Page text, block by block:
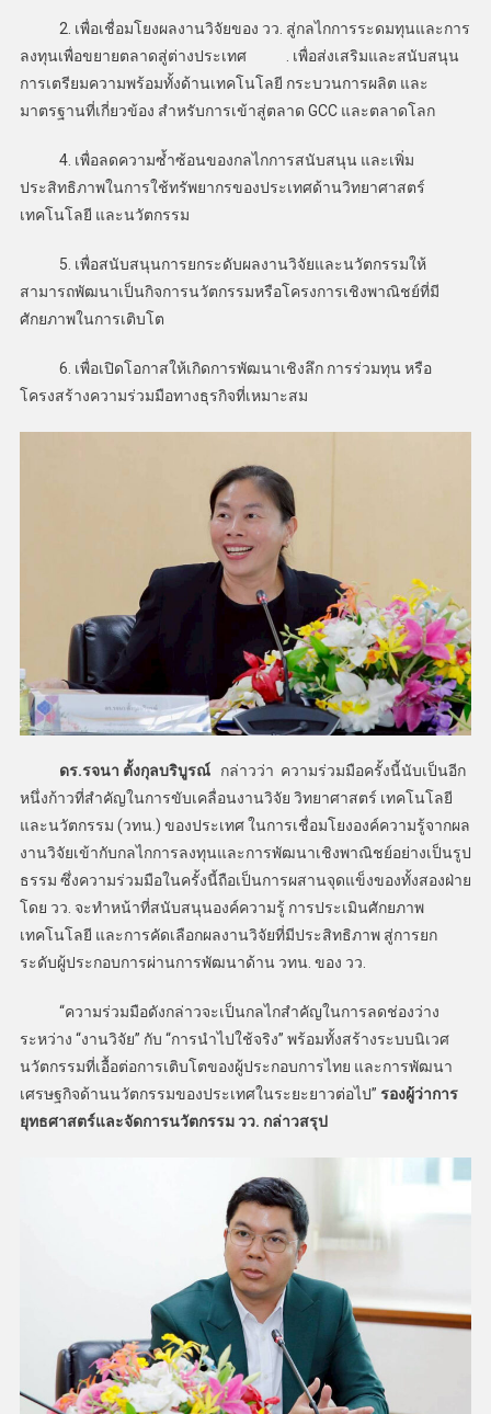
2. เพื่อเชื่อมโยงผลงานวิจัยของ วว. สู่กลไกการระดมทุนและการ
ลงทุนเพื่อขยายตลาดสู่ต่างประเทศ . เพื่อส่งเสริมและสนับสนุน
การเตรียมความพร้อมทั้งด้านเทคโนโลยี กระบวนการผลิต และ
มาตรฐานที่เกี่ยวข้อง สำหรับการเข้าสู่ตลาด GCC และตลาดโลก
4. เพื่อลดความซ้ำซ้อนของกลไกการสนับสนุน และเพิ่ม
ประสิทธิภาพในการใช้ทรัพยากรของประเทศด้านวิทยาศาสตร์
เทคโนโลยี และนวัตกรรม
5. เพื่อสนับสนุนการยกระดับผลงานวิจัยและนวัตกรรมให้
สามารถพัฒนาเป็นกิจการนวัตกรรมหรือโครงการเชิงพาณิชย์ที่มี
ศักยภาพในการเติบโต
6. เพื่อเปิดโอกาสให้เกิดการพัฒนาเชิงลึก การร่วมทุน หรือ
โครงสร้างความร่วมมือทางธุรกิจที่เหมาะสม
ดร.รจนา ตั้งกุลบริบูรณ์ กล่าวว่า ความร่วมมือครั้งนี้นับเป็นอีก
หนึ่งก้าวที่สำคัญในการขับเคลื่อนงานวิจัย วิทยาศาสตร์ เทคโนโลยี
และนวัตกรรม (วทน.) ของประเทศ ในการเชื่อมโยงองค์ความรู้จากผล
งานวิจัยเข้ากับกลไกการลงทุนและการพัฒนาเชิงพาณิชย์อย่างเป็นรูป
ธรรม ซึ่งความร่วมมือในครั้งนี้ถือเป็นการผสานจุดแข็งของทั้งสองฝ่าย
โดย วว. จะทำหน้าที่สนับสนุนองค์ความรู้ การประเมินศักยภาพ
เทคโนโลยี และการคัดเลือกผลงานวิจัยที่มีประสิทธิภาพ สู่การยก
ระดับผู้ประกอบการผ่านการพัฒนาด้าน วทน. ของ วว.
“ความร่วมมือดังกล่าวจะเป็นกลไกสำคัญในการลดช่องว่าง
ระหว่าง “งานวิจัย” กับ “การนำไปใช้จริง” พร้อมทั้งสร้างระบบนิเวศ
นวัตกรรมที่เอื้อต่อการเติบโตของผู้ประกอบการไทย และการพัฒนา
เศรษฐกิจด้านนวัตกรรมของประเทศในระยะยาวต่อไป” รองผู้ว่าการ
ยุทธศาสตร์และจัดการนวัตกรรม วว. กล่าวสรุป